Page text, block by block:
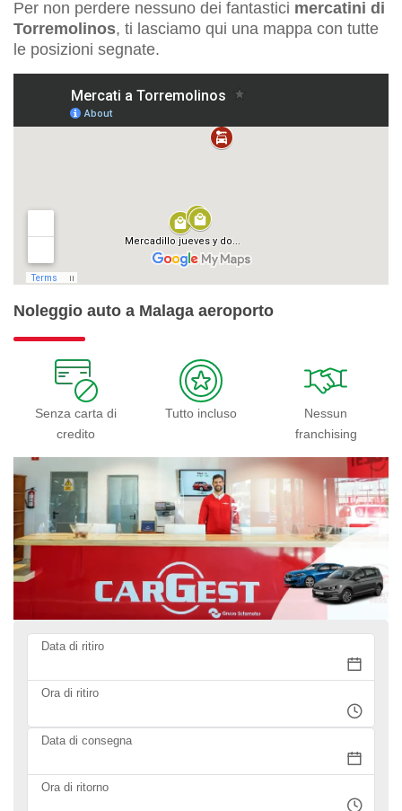
Per non perdere nessuno dei fantastici mercatini di
Torremolinos, ti lasciamo qui una mappa con tutte
le posizioni segnate.
Noleggio auto a Malaga aeroporto
Senza carta di
credito
Tutto incluso
Nessun
franchising
Data di ritiro
Ora di ritiro
Data di consegna
Ora di ritorno